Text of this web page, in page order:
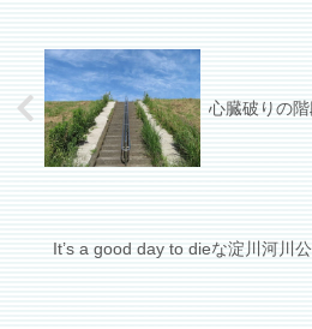
心臓破りの
It’s a good day to dieな淀川河川